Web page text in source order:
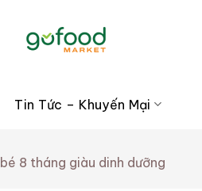
Tin Tức – Khuyến Mại
8 tháng giàu dinh dưỡng